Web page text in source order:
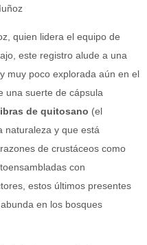
quien lidera el equipo de
este registro alude a una
muy poco explorada aún en el
una suerte de cápsula
de quitosano (el
naturaleza y que está
de crustáceos como
con
estos últimos presentes
en los bosques